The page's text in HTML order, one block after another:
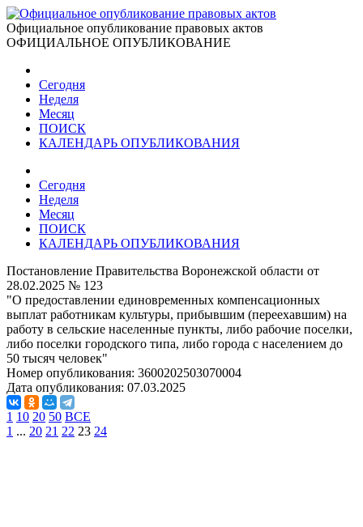
Официальное опубликование правовых актов
ОФИЦИАЛЬНОЕ ОПУБЛИКОВАНИЕ
Сегодня
Неделя
Месяц
ПОИСК
КАЛЕНДАРЬ ОПУБЛИКОВАНИЯ
Сегодня
Неделя
Месяц
ПОИСК
КАЛЕНДАРЬ ОПУБЛИКОВАНИЯ
Постановление Правительства Воронежской области от
28.02.2025 № 123
"О предоставлении единовременных компенсационных
выплат работникам культуры, прибывшим (переехавшим) на
работу в сельские населенные пункты, либо рабочие поселки,
либо поселки городского типа, либо города с населением до
50 тысяч человек"
Номер опубликования: 3600202503070004
Дата опубликования: 07.03.2025
1 10 20 50 ВСЕ
1 ... 20 21 22 23 24